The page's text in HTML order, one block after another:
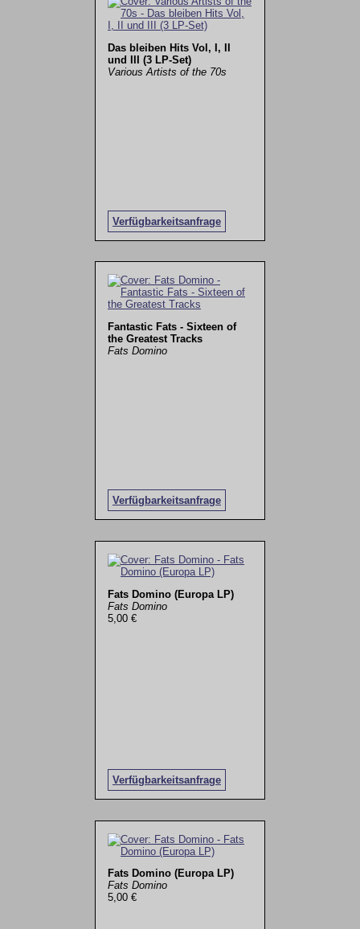
Das bleiben Hits Vol, I, II
und III (3 LP-Set)
Various Artists of the 70s
Verfügbarkeitsanfrage
Fantastic Fats - Sixteen of
the Greatest Tracks
Fats Domino
Verfügbarkeitsanfrage
Fats Domino (Europa LP)
Fats Domino
5,00 €
Verfügbarkeitsanfrage
Fats Domino (Europa LP)
Fats Domino
5,00 €